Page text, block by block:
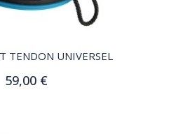
TENDON UNIVERSEL
59,00 €
au panier